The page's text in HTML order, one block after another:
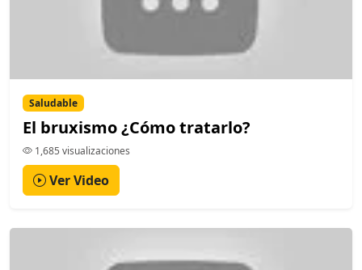
Saludable
El bruxismo ¿Cómo tratarlo?
1,685 visualizaciones
Ver Video